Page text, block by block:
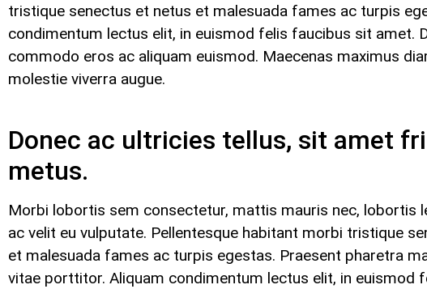
tristique senectus et netus et malesuada fames ac turpis
condimentum lectus elit, in euismod felis faucibus sit amet.
commodo eros ac aliquam euismod. Maecenas maximus
molestie viverra augue.
Donec ac ultricies tellus, sit amet
metus.
Morbi lobortis sem consectetur, mattis mauris nec, lobortis
ac velit eu vulputate. Pellentesque habitant morbi tristique
et malesuada fames ac turpis egestas. Praesent pharetra
vitae porttitor. Aliquam condimentum lectus elit, in euismod